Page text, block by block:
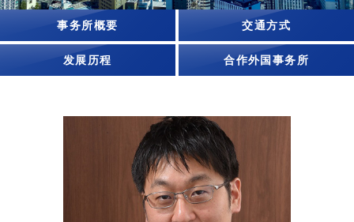
事务所概要 交通方式
发展历程 合作外国事务所
隐私政策
+81-55-253-2111
营业时间9:00-18:00（星期一～星期五）
*星期六、日、节假日公休